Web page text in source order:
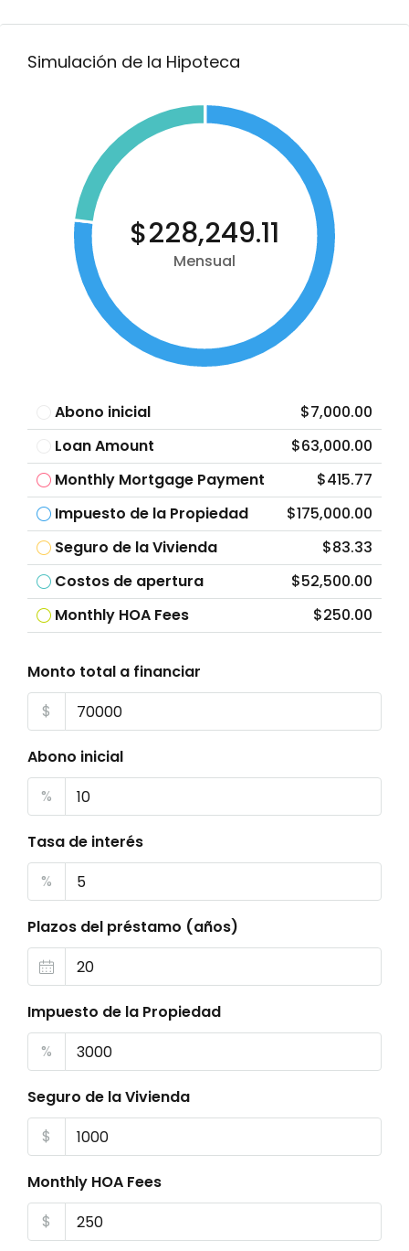
Simulación de la Hipoteca
$228,249.11
Mensual
Abono inicial
$7,000.00
Loan Amount
$63,000.00
Monthly Mortgage Payment
$415.77
Impuesto de la Propiedad
$175,000.00
Seguro de la Vivienda
$83.33
Costos de apertura
$52,500.00
Monthly HOA Fees
$250.00
Monto total a financiar
$
Abono inicial
%
Tasa de interés
%
Plazos del préstamo (años)
Impuesto de la Propiedad
%
Seguro de la Vivienda
$
Monthly HOA Fees
$